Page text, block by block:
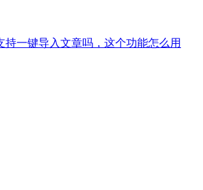
持一键导入文章吗，这个功能怎么用